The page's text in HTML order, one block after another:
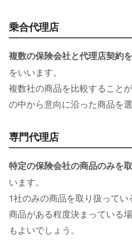
乗合代理店
複数の保険会社と代理店契約
をいいます。
複数社の商品を比較すること
の中から意向に沿った商品を
専門代理店
特定の保険会社の商品のみを
います。
1社のみの商品を取り扱って
商品がある程度決まっている
もよいでしょう。